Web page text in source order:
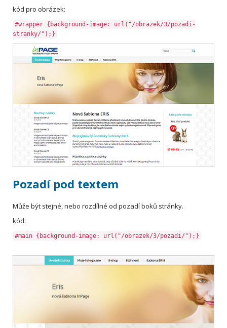
kód pro obrázek:
#wrapper {background-image: url("/obrazek/3/pozadi-
stranky/");}
Pozadí pod textem
Může být stejné, nebo rozdílné od pozadí boků stránky.
kód:
#main {background-image: url("/obrazek/3/pozadi/");}